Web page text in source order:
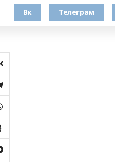
Вк Телеграм